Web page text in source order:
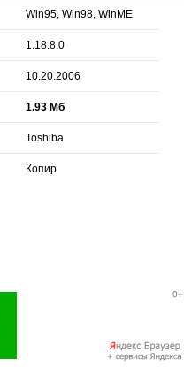
Win95, Win98, WinME
1.18.8.0
10.20.2006
1.93 Мб
Toshiba
Копир